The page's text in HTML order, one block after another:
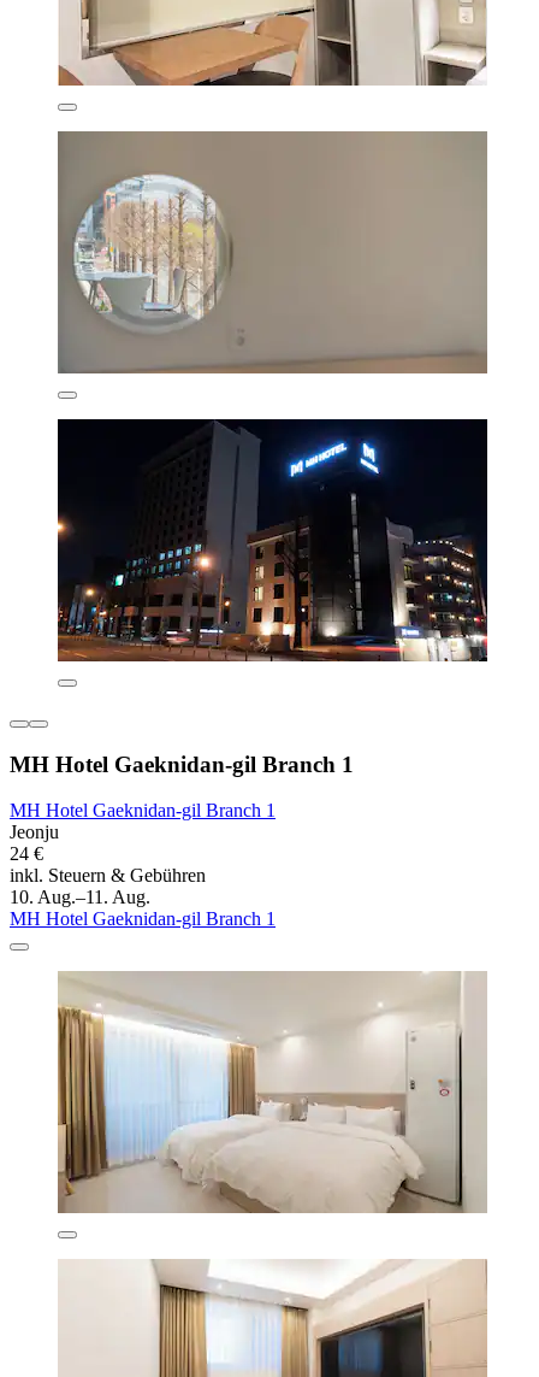
MH Hotel Gaeknidan-gil Branch 1
MH Hotel Gaeknidan-gil Branch 1
Jeonju
24 €
inkl. Steuern & Gebühren
10. Aug.–11. Aug.
MH Hotel Gaeknidan-gil Branch 1